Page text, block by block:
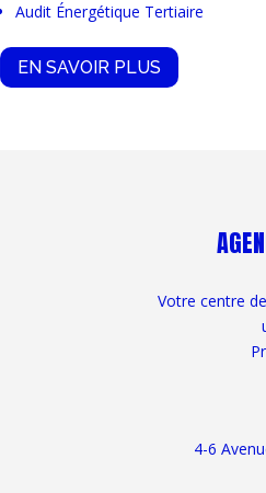
Audit Énergétique Tertiaire
EN SAVOIR PLUS
Votre centre
4-6